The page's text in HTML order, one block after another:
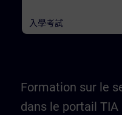
入學考試
Formation sur le
dans le portail TIA